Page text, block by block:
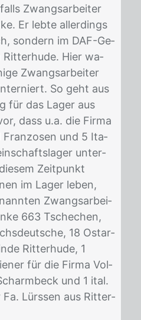
Zwangs­ar­bei­ter
Er leb­te al­ler­dings
son­dern im DAF-Ge­
Rit­ter­hu­de. Hier wa­
Zwangs­ar­bei­ter
So geht aus
für das La­ger aus
dass u.a. die Fir­ma
Fran­zo­sen und 5 Ita­
un­ter­
Zeit­punkt
im La­ger le­ben,
Zwangs­ar­bei­
663 Tsche­chen,
18 Ost­ar­
Rit­ter­hu­de, 1
für die Fir­ma Vol­
und 1 ital.
Lürs­sen aus Rit­ter­